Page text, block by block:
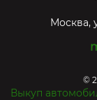
Москва,
©
Выкуп